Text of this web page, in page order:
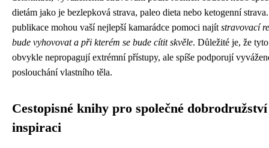
dietám jako je bezlepková strava, paleo dieta nebo ketogenní
publikace mohou vaší nejlepší kamarádce pomoci najít stravovací
bude vyhovovat a při kterém se bude cítit skvěle. Důležité je, že
obvykle nepropagují extrémní přístupy, ale spíše podporují
poslouchání vlastního těla.
Cestopisné knihy pro společné
inspiraci